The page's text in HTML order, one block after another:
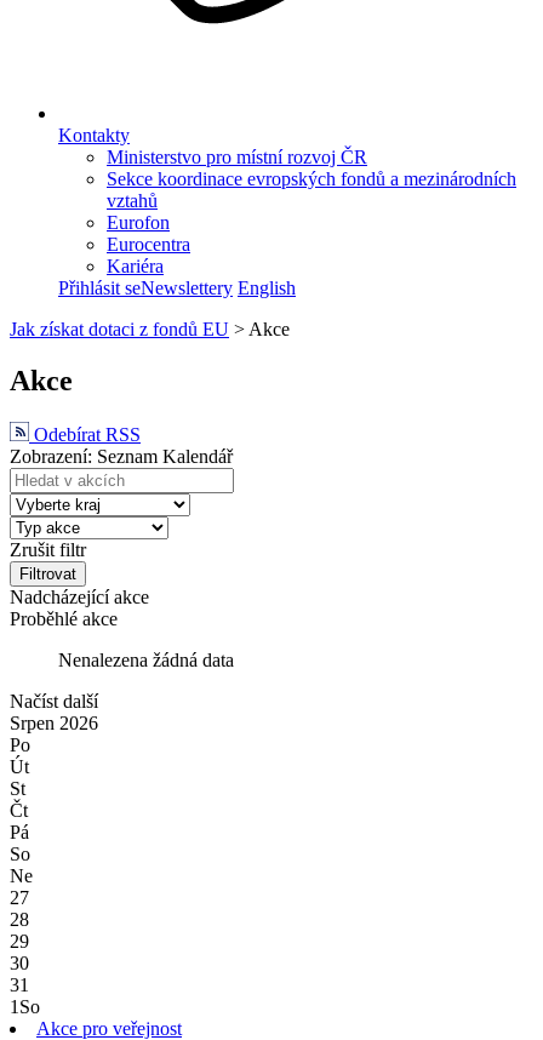
Kontakty
Ministerstvo pro místní rozvoj ČR
Sekce koordinace evropských fondů a mezinárodních
vztahů
Eurofon
Eurocentra
Kariéra
Přihlásit seNewslettery English
Jak získat dotaci z fondů EU > Akce
Akce
Odebírat RSS
Zobrazení: Seznam Kalendář
Zrušit filtr
Filtrovat
Nadcházející akce
Proběhlé akce
Nenalezena žádná data
Načíst další
Srpen 2026
Po
Út
St
Čt
Pá
So
Ne
27
28
29
30
31
1 So
Akce pro veřejnost